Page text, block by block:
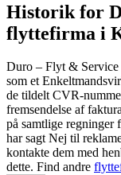
Historik for
flyttefirma i
Duro – Flyt & Service
som et
de tildelt CVR-
fremsendelse af
på samtlige
har sagt Nej til
kontakte dem med
dette. Find andre